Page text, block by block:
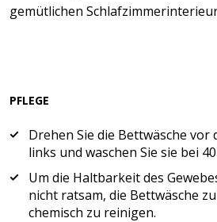
gemütlichen
PFLEGE
Drehen Sie die Bettwäsche vor
links und waschen Sie sie bei
Um die Haltbarkeit des
nicht ratsam, die Bettwäsche
chemisch zu reinigen.